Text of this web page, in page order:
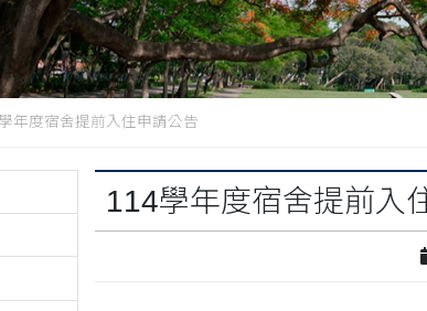
年度宿舍提前入住申請公告
114學年度宿舍提前入